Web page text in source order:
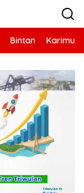
Bintan Karimun